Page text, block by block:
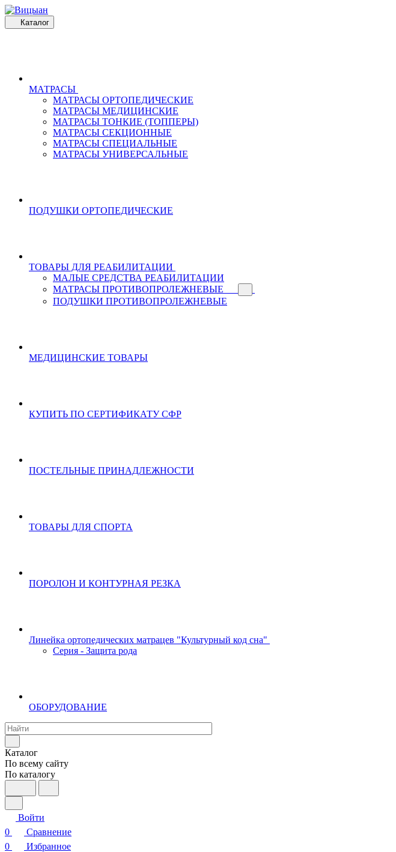
Каталог
МАТРАСЫ
МАТРАСЫ ОРТОПЕДИЧЕСКИЕ
МАТРАСЫ МЕДИЦИНСКИЕ
МАТРАСЫ ТОНКИЕ (ТОППЕРЫ)
МАТРАСЫ СЕКЦИОННЫЕ
МАТРАСЫ СПЕЦИАЛЬНЫЕ
МАТРАСЫ УНИВЕРСАЛЬНЫЕ
ПОДУШКИ ОРТОПЕДИЧЕСКИЕ
ТОВАРЫ ДЛЯ РЕАБИЛИТАЦИИ
МАЛЫЕ СРЕДСТВА РЕАБИЛИТАЦИИ
МАТРАСЫ ПРОТИВОПРОЛЕЖНЕВЫЕ
ПОДУШКИ ПРОТИВОПРОЛЕЖНЕВЫЕ
МЕДИЦИНСКИЕ ТОВАРЫ
КУПИТЬ ПО СЕРТИФИКАТУ СФР
ПОСТЕЛЬНЫЕ ПРИНАДЛЕЖНОСТИ
ТОВАРЫ ДЛЯ СПОРТА
ПОРОЛОН И КОНТУРНАЯ РЕЗКА
Линейка ортопедических матрацев "Культурный код сна"
Серия - Защита рода
ОБОРУДОВАНИЕ
Каталог
По всему сайту
По каталогу
Войти
0
Сравнение
0
Избранное